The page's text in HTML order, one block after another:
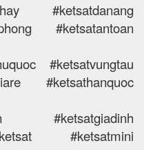
#ketsatdanang
#ketsatantoan
#ketsatvungtau
#ketsathanquoc
#ketsatgiadinh
#ketsatmini